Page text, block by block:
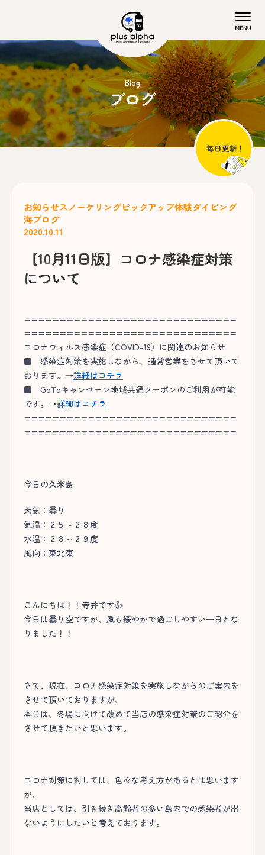
Blog
ブログ
お知らせスノーケリングピックアップ体験ダイビング
海ブログ
2020.10.11
【10月11日版】コロナ感染症対策
について
==============================
==============================
コロナウィルス感染症（COVID-19）に関連のお知らせ
■ 感染症対策を実施しながら、通常営業をさせて頂いて
おります。→詳細はコチラ
■ GoToキャンペーン地域共通クーポンのご利用が可能
です。→詳細はコチラ
==============================
==============================
今日の久米島
天気：曇り
気温：２５～２８度
水温：２８～２９度
風向：東北東
こんにちは！！寺井です👍
今日は曇り空ですが、風も緩やかで過ごしやすい一日とな
りました！！
さて、現在、コロナ感染症対策を実施しながらのご案内を
させて頂いておりますが、
本日は、冬場に向けて改めて当店の感染症対策のご紹介を
させて頂きたいと思います。
コロナ対策に対しては、色々な考え方があるとは思います
が、
当店としては、引き続き高齢者の多い島内での感染者が出
ないようにしたいと考えております。